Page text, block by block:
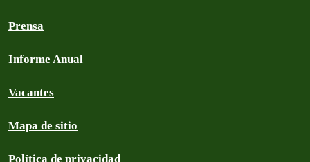
Prensa
Informe Anual
Vacantes
Mapa de sitio
Política de privacidad